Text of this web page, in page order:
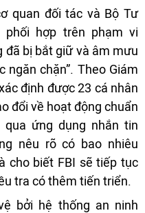
quan đối tác và Bộ Tư
phối hợp trên phạm vi
đã bị bắt giữ và âm mưu
chặn”. Theo Giám
định được 23 cá nhân
đổi về hoạt động chuẩn
ứng dụng nhắn tin
nêu rõ có bao nhiêu
cho biết FBI sẽ tiếp tục
tra có thêm tiến triển.
bởi hệ thống an ninh